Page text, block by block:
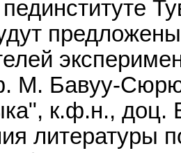
М. Бавуу-
к.ф.н.,
литературы